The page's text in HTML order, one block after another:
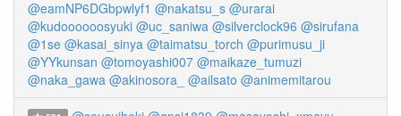
@eamNP6DGbpwlyf1 @nakatsu_s @urarai
@kudoooooosyuki @uc_saniwa @silverclock96 @sirufana
@1se @kasai_sinya @taimatsu_torch @purimusu_ji
@YYkunsan @tomoyashi007 @maikaze_tumuzi
@naka_gawa @akinosora_ @ailsato @animemitarou